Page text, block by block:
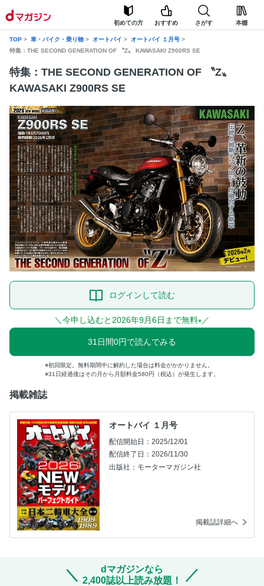
初めての方 おすすめ さがす 本棚
TOP 車・バイク・乗り物 オートバイ
オートバイ １月号
特集：THE SECOND GENERATION OF 〝Z〟 KAWASAKI Z900RS SE
特集：THE SECOND GENERATION OF 〝Z〟
KAWASAKI Z900RS SE
ログインして読む
＼今申し込むと2026年9月6日まで無料※ ／
31日間0円で読んでみる
初回限定。無料期間中に解約した場合は料金がかかりません。
31日経過後はその月から月額料金580円（税込）が発生します。
掲載雑誌
オートバイ １月号
配信開始日：2025/12/01
配信終了日：2026/11/30
出版社：モーターマガジン社
掲載誌詳細へ
dマガジンなら
2,400誌以上読み放題！